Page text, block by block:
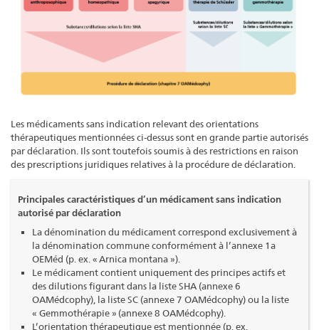
Les médicaments sans indication relevant des orientations
thérapeutiques mentionnées ci-dessus sont en grande partie autorisés
par déclaration. Ils sont toutefois soumis à des restrictions en raison
des prescriptions juridiques relatives à la procédure de déclaration.
Principales caractéristiques d’un médicament sans indication
autorisé par déclaration
La dénomination du médicament correspond exclusivement à
la dénomination commune conformément à l’annexe 1a
OEMéd (p. ex. « Arnica montana »).
Le médicament contient uniquement des principes actifs et
des dilutions figurant dans la liste SHA (annexe 6
OAMédcophy), la liste SC (annexe 7 OAMédcophy) ou la liste
« Gemmothérapie » (annexe 8 OAMédcophy).
L’orientation thérapeutique est mentionnée (p. ex.